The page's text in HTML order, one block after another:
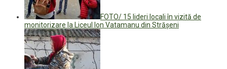
FOTO/ 15 lideri locali în vizită de
monitorizare la Liceul Ion Vatamanu din Strășeni